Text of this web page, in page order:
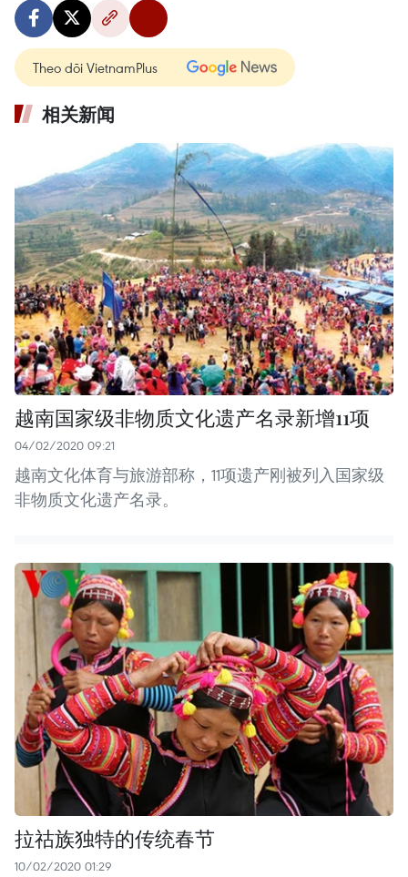
Theo dõi VietnamPlus
相关新闻
越南国家级非物质文化遗产名录新增11项
04/02/2020 09:21
越南文化体育与旅游部称，11项遗产刚被列入国家级
非物质文化遗产名录。
拉祜族独特的传统春节
10/02/2020 01:29